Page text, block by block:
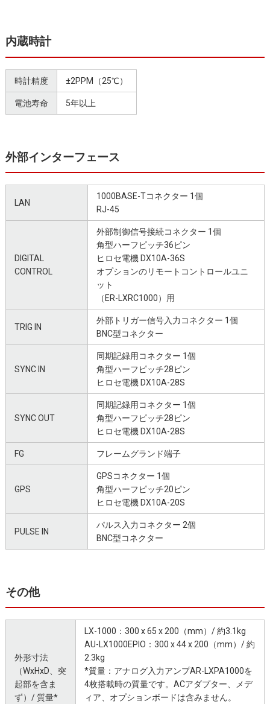
内蔵時計
時計精度 ±2PPM（25℃）
電池寿命 5年以上
外部インターフェース
LAN
1000BASE-Tコネクター 1個
RJ-45
DIGITAL
CONTROL
外部制御信号接続コネクター 1個
角型ハーフピッチ36ピン
ヒロセ電機 DX10A-36S
オプションのリモートコントロールユニ
ット
（ER-LXRC1000）用
TRIG IN
外部トリガー信号入力コネクター 1個
BNC型コネクター
SYNC IN
同期記録用コネクター 1個
角型ハーフピッチ28ピン
ヒロセ電機 DX10A-28S
SYNC OUT
同期記録用コネクター 1個
角型ハーフピッチ28ピン
ヒロセ電機 DX10A-28S
FG フレームグランド端子
GPS
GPSコネクター 1個
角型ハーフピッチ20ピン
ヒロセ電機 DX10A-20S
PULSE IN
パルス入力コネクター 2個
BNC型コネクター
その他
外形寸法
（WxHxD、突
起部を含ま
ず）/ 質量*
LX-1000：300 x 65 x 200（mm）/ 約3.1kg
AU-LX1000EPIO：300 x 44 x 200（mm）/ 約
2.3kg
*質量：アナログ入力アンプAR-LXPA1000を
4枚搭載時の質量です。ACアダプター、メデ
ィア、オプションボードは含みません。